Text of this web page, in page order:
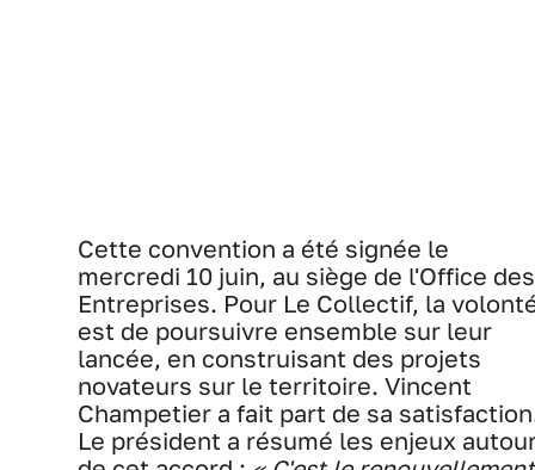
Cette convention a été signée le
mercredi 10 juin, au siège de l'Office des
Entreprises. Pour Le Collectif, la
est de poursuivre ensemble sur leur
lancée, en construisant des projets
novateurs sur le territoire. Vincent
Champetier a fait part de sa
Le président a résumé les enjeux